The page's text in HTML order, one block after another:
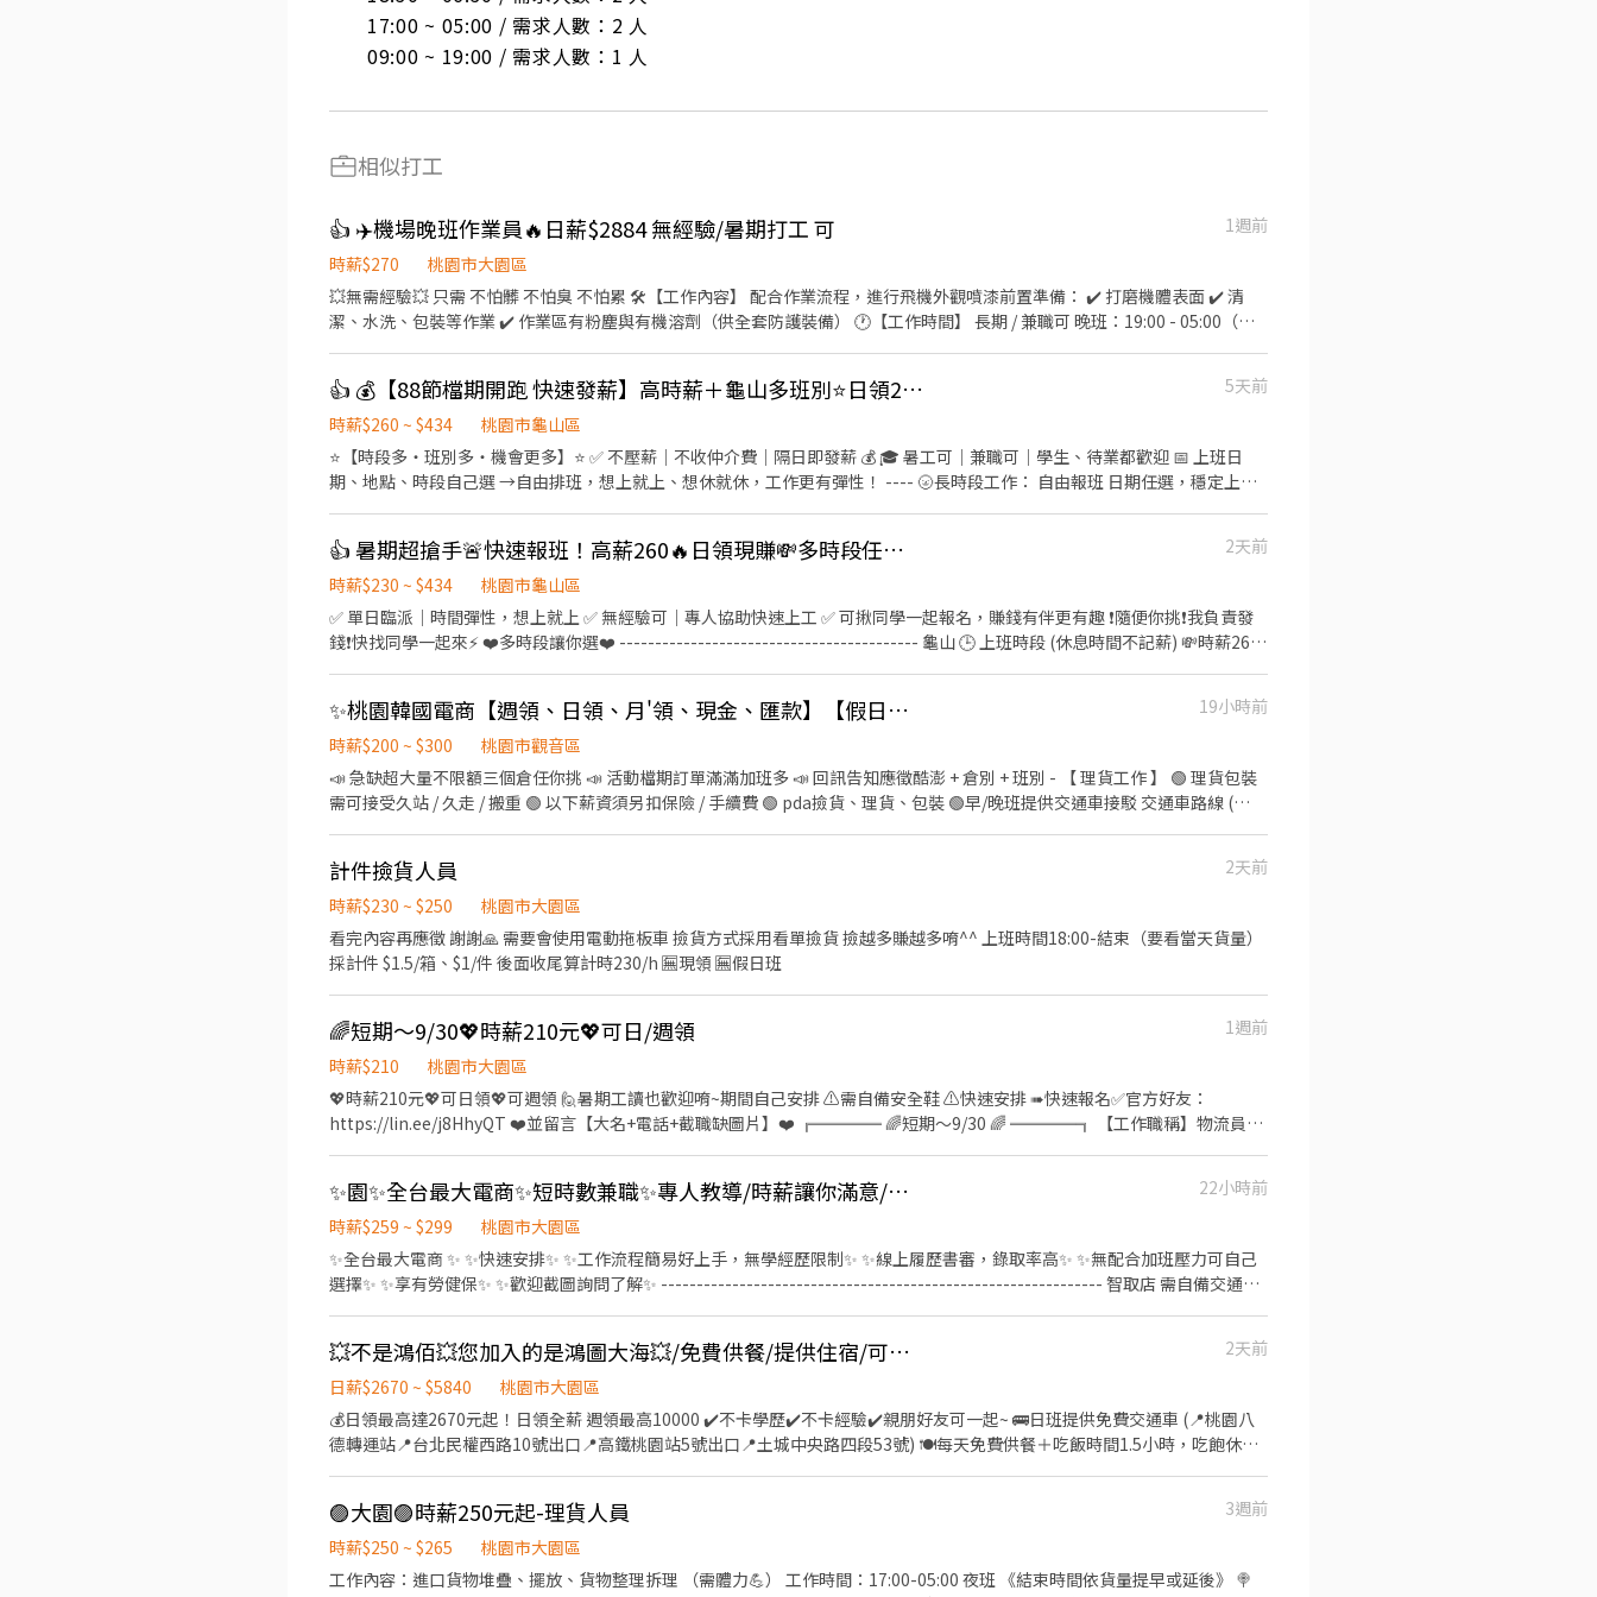
17:00 ~ 05:00 / 需求人數：2 人
09:00 ~ 19:00 / 需求人數：1 人
相似打工
👍 ✈️機場晚班作業員🔥日薪$2884 無經驗/暑期打工 可
1週前
時薪$270
桃園市大園區
💥無需經驗💥 只需 不怕髒 不怕臭 不怕累 🛠【工作內容】 配合作業流程，進行飛機外觀噴漆前置準備： ✔️ 打磨機體表面 ✔️ 清
潔、水洗、包裝等作業 ✔️ 作業區有粉塵與有機溶劑（供全套防護裝備） 🕐【工作時間】 長期 / 兼職可 晚班：19:00 - 05:00（休
請的良民證可優先安排上工👌
👍 💰【88節檔期開跑 快速發薪】高時薪＋龜山多班別⭐日領2000~3000
5天前
時薪$260 ~ $434
桃園市龜山區
⭐【時段多・班別多・機會更多】⭐ ✅ 不壓薪｜不收仲介費｜隔日即發薪 💰 🎓 暑工可｜兼職可｜學生、待業都歡迎 📅 上班日
期、地點、時段自己選 →自由排班，想上就上、想休就休，工作更有彈性！ ---- 🌝長時段工作： 自由報班 日期任選，穩定上班~
山區頂湖二街66巷 ------------------------------ 🔥快來把財神接回家🔥 𝑳𝒊𝒏𝒆 𝒊𝒅📲：@174fxrus (要加@) DAISY 電話📞：
0912126817 張小姐 加入後請截圖職缺文➡️私訊留下 ⌜姓名✚電話⌟ 謝謝❤️ #搞笑專員陪你抬槓 #免諮詢費
👍 暑期超搶手🚨快速報班！高薪260🔥日領現賺💸多時段任選！
2天前
時薪$230 ~ $434
桃園市龜山區
✅ 單日臨派｜時間彈性，想上就上 ✅ 無經驗可｜專人協助快速上工 ✅ 可揪同學一起報名，賺錢有伴更有趣 ❗️隨便你挑❗️我負責發
錢❗️快找同學一起來⚡ ❤️多時段讓你選❤️ ------------------------------------------ 龜山 🕒 上班時段 (休息時間不記薪) 💸時薪260
午14班：14:00－23:00 工作內容: 簡單分貨＋包裹整理 工作地點： 📍地址: 桃園市龜山區頂湖二街
━━━━━━━━━━━━━━━━━━━━━ ⚡酷財神系列⚡單日津貼加碼250~600💸 🕒 上班時段 ▪ 早班：08:00 - 17:00｜時
薪 $210 ▪ 晚班：18:00 - 03:00｜時薪 $240 地址: 桃1📍桃園市大園區建國路 桃3📍桃園市大園區中山南路 桃4📍桃園市觀音區玉
林路一段 桃5📍桃園市觀音區寶倉街 桃6📍桃園市大園區航翔路 RC8📍桃園市楊梅區環東路 桃9📍桃園市大園區建國路 桃17📍桃
園市大園區開和路 ━━━━━━━━━━━━━━━━━━━━━ ❤️𝑳𝒊𝒏𝒆 𝑰𝑫：【@317tpzqd】明熙-Blue專員 加入後請留下您
的姓名+電話+職缺截圖 以便專員快速替你登記報班🙏 1對1專人為您服務😁 真心不騙 ⭕️免費諮詢 ❌無收取仲介費
✨桃園韓國電商【週領、日領、月'領、現金、匯款】【假日班皆有】交通車🩷
19小時前
時薪$200 ~ $300
桃園市觀音區
📣 急缺超大量不限額三個倉任你挑 📣 活動檔期訂單滿滿加班多 📣 回訊告知應徵酷澎 + 倉別 + 班別 - 【 理貨工作 】 🟢 理貨包裝
需可接受久站 / 久走 / 搬重 🟢 以下薪資須另扣保險 / 手續費 🟢 pda撿貨、理貨、包裝 🟢早/晚班提供交通車接駁 交通車路線 (
倉：大園航翔路 🔔 桃園 7 倉：楊梅環東路 🔔 桃園 9 倉：大園區建國路 (3'F) 🔔 桃園 10 倉：觀音區玉林路一段 🔔 桃園 12 倉：楊
梅區環東路 (7倉樓下) 🔔 桃園 17 倉：大園區開和路 ( 限排休 ) 🔔 桃園 RC8：楊梅區環東路 (4'F) ( 後面有寫缺長派才有缺，沒標
註的都是無缺額 ) - (( 堆高機需有證照及回訓證明 )) - 【 休假方式 】 周一至周日排休，一個月排休 8 ~ 10 天，單位報到當天由主
管分配 - 【 工作時間 】 早班 08 : 00 - 17 : 00 排休 $ 210 周休 $ 200 晚班 18 : 00 - 03 : 00 排休 $ 240 周休 $ 230 ( 假日班固定上六
日 ) - ♦️ 用餐：免費供餐 ♦️ 冰箱、微波爐、外出用餐、有上鎖置物櫃 - ▶ —————【應徵方式】————— ◀ ⭐ 點選立即應徵或
線上詢問此職缺 ⭐ 也可以加賴官方詢問 ⭐ 官方帳號 : https://lin.ee/jVYoe5J ★ 加入後請幫我留姓名 / 電話 / 截圖職缺文 ★
計件撿貨人員
2天前
時薪$230 ~ $250
桃園市大園區
看完內容再應徵 謝謝🙏 需要會使用電動拖板車 撿貨方式採用看單撿貨 撿越多賺越多唷^^ 上班時間18:00-結束（要看當天貨量）
採計件 $1.5/箱、$1/件 後面收尾算計時230/h 🈚️現領 🈚️假日班
🌈短期～9/30💖時薪210元💖可日/週領
1週前
時薪$210
桃園市大園區
💖時薪210元💖可日領💖可週領 🙋暑期工讀也歡迎唷~期間自己安排 ⚠️需自備安全鞋 ⚠️快速安排 ➠快速報名✅官方好友：
https://lin.ee/j8HhyQT ❤️並留言【大名+電話+截職缺圖片】❤️ ╔════ 🌈短期～9/30 🌈 ════╗ 【工作職稱】物流員
【領薪方式】每月5日發薪水 (薪資統一用匯款，可日領(下班匯款)/可週領 領部分薪資，遇假日順延發薪，其餘月結） ✅可日
領：1400元，下班當日匯款，需扣30元，剩下月結 ✅可週領：7000元，週三匯款，需扣30元，剩下月結
✨園✨全台最大電商✨短時數兼職✨專人教導/時薪讓你滿意/個人工作不怕看臉色✨
22小時前
時薪$259 ~ $299
桃園市大園區
✨全台最大電商 ✨ ✨快速安排✨ ✨工作流程簡易好上手，無學經歷限制✨ ✨線上履歷書審，錄取率高✨ ✨無配合加班壓力可自己
選擇✨ ✨享有勞健保✨ ✨歡迎截圖詢問了解✨ -------------------------------------------------------------- 智取店 需自備交通工
點，跑點距離<10Km "桃園大園" 大園華興 - 智取店 華興路 大園致遠 - 智取店 致遠一路 大園崁腳 - 智取店 和平西路 大園環區西 -
智取店 環區西路 -------------------------------------------------------------- 有人店 工作內容 處理包裹送收件 搬運✨點貨✨理
貨✨上下架 門市接待✨收銀 店面清潔維護 早班 11:00-17:30 時薪269 晚班 16:15-22:45 時薪269 (停招) 午班 15:00-19:00 時薪269
(停招) 假日 11:00-22:45 時薪269 (停招) 大園菓林店 菓林路 大園新興店 新興路 大園大豐店 大豐二街 -----------------------------
--------------------------------- 勞保 健保 團保 勞退6% ✨ 溫馨大家庭 歡迎你的加入✨ 快速處理 ✨ 🆔 93_chi501 電話：0983-
332-312 小檸 電話可直接搜尋加好友 留下姓名電話 截圖詢問我唷✨
💥不是鴻佰💥您加入的是鴻圖大海💥/免費供餐/提供住宿/可日冷氣房超高薪
2天前
日薪$2670 ~ $5840
桃園市大園區
💰日領最高達2670元起！日領全薪 週領最高10000 ✔️不卡學歷✔️不卡經驗✔️親朋好友可一起~ 🚌日班提供免費交通車 (📍桃園八
德轉運站📍台北民權西路10號出口📍高鐵桃園站5號出口📍土城中央路四段53號) 🍽️每天免費供餐＋吃飯時間1.5小時，吃飽休息
穩定大廠 長期做安心有保障 🏚️提供乾淨舒適住宿（免押金 水電 網路 瓦斯全包） 名額有限，先報先安排！ #提供住宿 #免費供餐
#蘆竹 #大園#免費交通車 #日領全薪 #週領一萬 --------------------------------------------------------------------- 黎先生：
0977755859 賴ID：0977755859 其他職缺➡️https://lin.ee/nJSXuS7
🟣大園🟣時薪250元起-理貨人員
3週前
時薪$250 ~ $265
桃園市大園區
工作內容：進口貨物堆疊、擺放、貨物整理拆理 （需體力💪） 工作時間：17:00-05:00 夜班 《結束時間依貨量提早或延後》 🍭